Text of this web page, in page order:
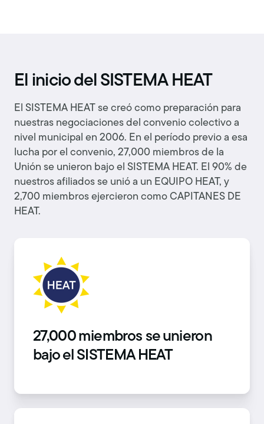
El inicio del SISTEMA HEAT
El SISTEMA HEAT se creó como preparación para
nuestras negociaciones del convenio colectivo a
nivel municipal en 2006. En el período previo a esa
lucha por el convenio, 27,000 miembros de la
Unión se unieron bajo el SISTEMA HEAT. El 90% de
nuestros afiliados se unió a un EQUIPO HEAT, y
2,700 miembros ejercieron como CAPITANES DE
HEAT.
27,000 miembros se unieron
bajo el SISTEMA HEAT